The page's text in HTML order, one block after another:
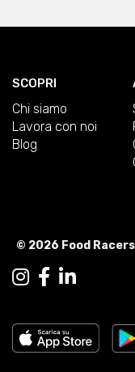
SCOPRI
Chi siamo
Lavora con noi
Blog
© 2026 Food Racers